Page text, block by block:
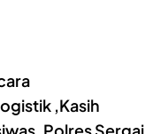
,Kasih